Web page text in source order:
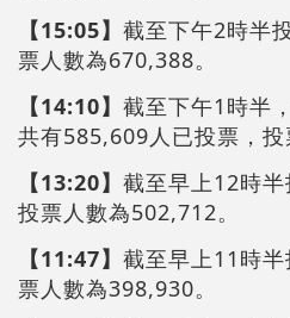
【15:05】 截至下午2時半
票人數為670,388。
【14:10】 截至下午1時半
共有585,609人已投票，投
【13:20】 截至早上12時
投票人數為502,712。
【11:47】 截至早上11時
票人數為398,930。